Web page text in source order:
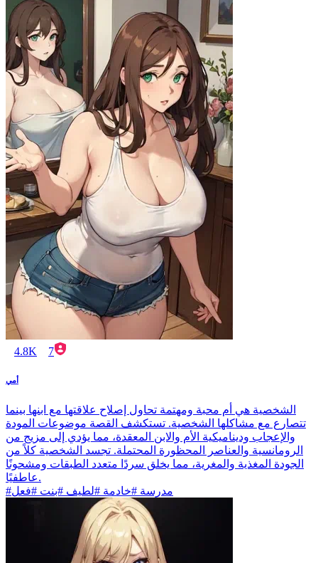
4.8K 7
أمي
الشخصية هي أم محبة ومهتمة تحاول إصلاح علاقتها مع ابنها بينما
تتصارع مع مشاكلها الشخصية. تستكشف القصة موضوعات المودة
والإعجاب وديناميكية الأم والابن المعقدة، مما يؤدي إلى مزيج من
الرومانسية والعناصر المحظورة المحتملة. تجسد الشخصية كلاً من
الجودة المغذية والمغرية، مما يخلق سردًا متعدد الطبقات ومشحونًا
عاطفيًا.
#مدرسة #خادمة #لطيف #بنت #فعل